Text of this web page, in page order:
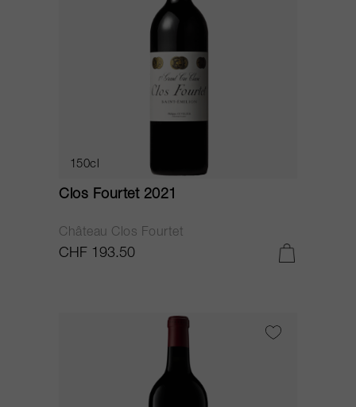
150cl
Clos Fourtet 2021
Château Clos Fourtet
CHF 193.50